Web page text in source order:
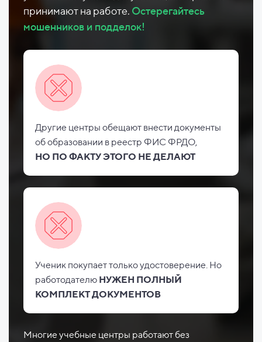
принимают на работе. Остерегайтесь
мошенников и подделок!
Другие центры обещают внести документы
обобразовании в реестр ФИС ФРДО,
НО ПО ФАКТУ ЭТОГО НЕ ДЕЛАЮТ
Ученик покупает только удостоверение. Но
работодателю НУЖЕН ПОЛНЫЙ
КОМПЛЕКТ ДОКУМЕНТОВ
Многие учебные центры работают без